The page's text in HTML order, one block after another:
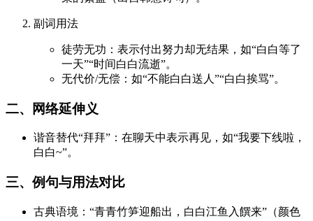
副词用法
徒劳无功：表示付出努力却无结果，如“白白等了
一天”“时间白白流逝”。
无代价/无偿：如“不能白白送人”“白白挨骂”。
二、网络延伸义
谐音替代“拜拜”：在聊天中表示再见，如“我要下线啦，
白白~”。
三、例句与用法对比
古典语境：“青青竹笋迎船出，白白江鱼入饌来”（颜色